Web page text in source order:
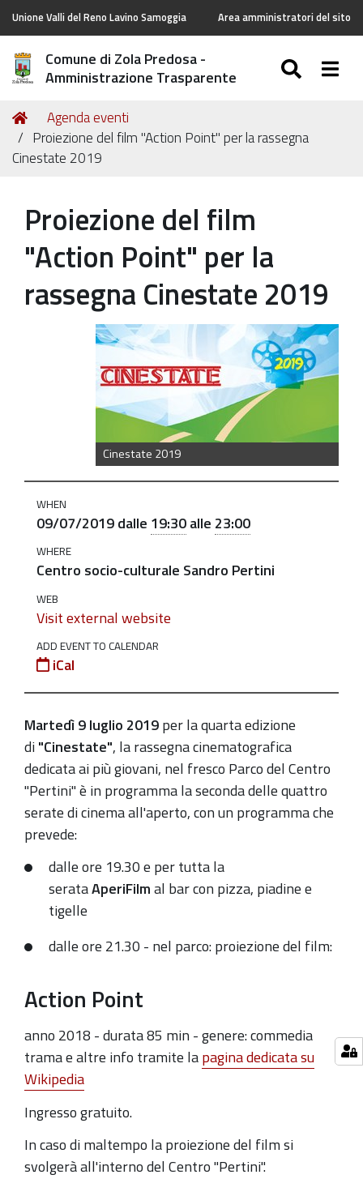
Unione Valli del Reno Lavino Samoggia Area amministratori del sito
Comune di Zola Predosa -
Amministrazione Trasparente
Tu
sei
qui:
Home
Agenda eventi
Proiezione del film "Action Point" per la rassegna
Cinestate 2019
Proiezione del film
"Action Point" per la
rassegna Cinestate 2019
Cinestate 2019
https://old.comune.zolapredosa.bo.it/events/cinestate-
"Action
Point"
per
rassegna
Cinestate
2019
2019-
07-
09T19:30:00+02:00
2019-
07-
09T23:00:00+02:00
WHEN
09/07/2019dalle 19:30alle 23:00
WHERE
Centro socio-culturale Sandro Pertini
WEB
Visit external website
ADD EVENT TO CALENDAR
iCal
Martedì 9 luglio 2019per la quarta edizione
di"Cinestate", la rassegna cinematografica
dedicata ai più giovani, nel fresco Parco del Centro
"Pertini" è in programma la seconda delle quattro
serate di cinema all'aperto, con un programma che
prevede:
dalle ore 19.30 e per tutta la
serataAperiFilmal bar con pizza, piadine e
tigelle
dalle ore 21.30 - nel parco:proiezione del film:
Action Point
anno 2018 - durata 85 min - genere: commedia
trama e altre info tramite lapagina dedicata su
Wikipedia
Ingresso gratuito.
In caso di maltempo la proiezione del film si
svolgerà all'interno del Centro "Pertini".